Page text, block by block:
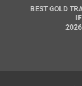
BEST GOLD
2026- iFX